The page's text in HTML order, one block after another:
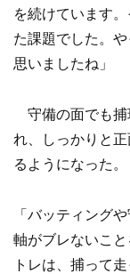
を続けています
た課題でした。
思いましたね」
守備の面でも捕
れ、しっかりと
るようになった。
「バッティング
軸がブレないこ
トレは、捕って